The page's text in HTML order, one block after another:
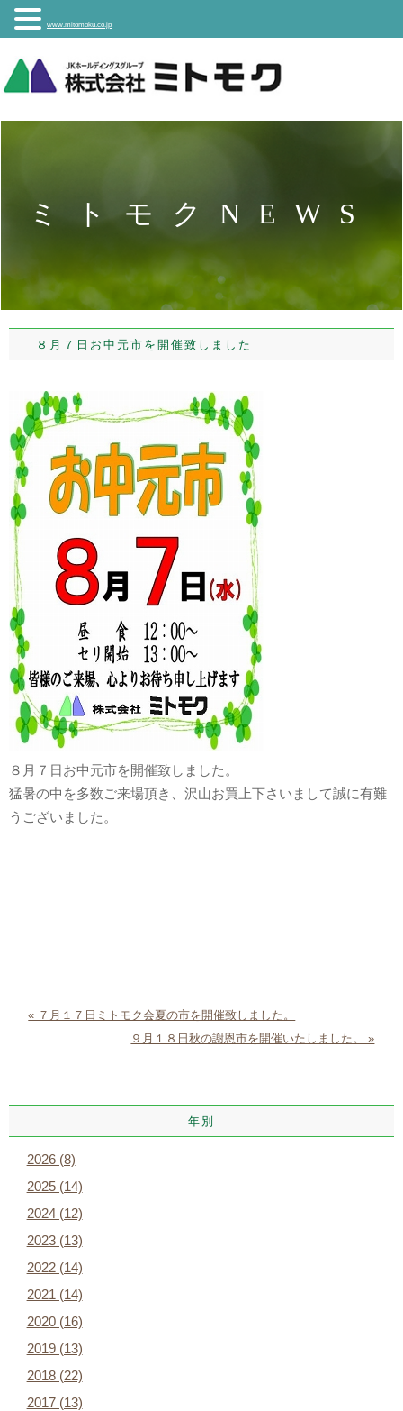
ミトモクNEWS
８月７日お中元市を開催致しました
８月７日お中元市を開催致しました。
猛暑の中を多数ご来場頂き、沢山お買上下さいまして誠に有難
うございました。
« ７月１７日ミトモク会夏の市を開催致しました。
９月１８日秋の謝恩市を開催いたしました。 »
年別
2026 (8)
2025 (14)
2024 (12)
2023 (13)
2022 (14)
2021 (14)
2020 (16)
2019 (13)
2018 (22)
2017 (13)
www.mitomoku.co.jp